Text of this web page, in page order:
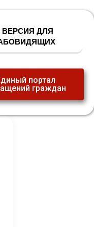
ВЕРСИЯ ДЛЯ
портал
граждан